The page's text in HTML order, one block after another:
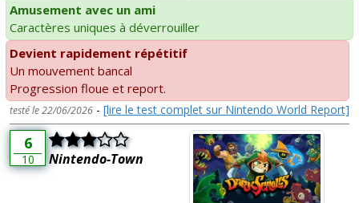
Amusement avec un ami
Caractères uniques à déverrouiller
Devient rapidement répétitif
Un mouvement bancal
Progression floue et report.
testé le 22/06/2026 - [lire le test complet sur Nintendo World Report]
6
10 Nintendo-Town